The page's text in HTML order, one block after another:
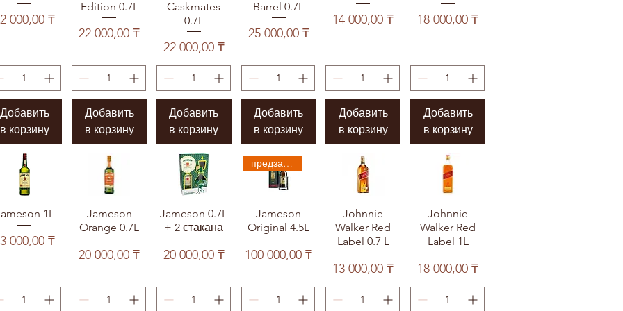
000,00 ₸
Добавить
в корзину
Edition 0.7L
Цена
22 000,00 ₸
Добавить
в корзину
Caskmates
0.7L
Цена
22 000,00 ₸
Добавить
в корзину
Barrel 0.7L
Цена
25 000,00 ₸
Добавить
в корзину
Цена
14 000,00 ₸
Добавить
в корзину
Цена
18 000,00 ₸
Добавить
в корзину
1L
000,00 ₸
Jameson
Orange 0.7L
Цена
20 000,00 ₸
Jameson 0.7L
+ 2 стакана
Цена
20 000,00 ₸
предзаказ
Jameson
Original 4.5L
Цена
100 000,00 ₸
Johnnie
Walker Red
Label 0.7 L
Цена
13 000,00 ₸
Johnnie
Walker Red
Label 1L
Цена
18 000,00 ₸